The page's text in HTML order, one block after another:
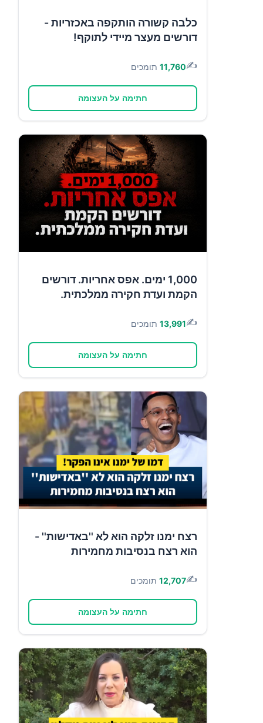
כלבה קשורה הותקפה באכזריות -
דורשים מעצר מיידי לתוקף!
✍️
11,760 תומכים
חתימה על העצומה
1,000 ימים. אפס אחריות. דורשים
הקמת ועדת חקירה ממלכתית.
✍️
13,991 תומכים
חתימה על העצומה
רצח ימנו זלקה הוא לא ''באדישות'' -
הוא רצח בנסיבות מחמירות
✍️
12,707 תומכים
חתימה על העצומה